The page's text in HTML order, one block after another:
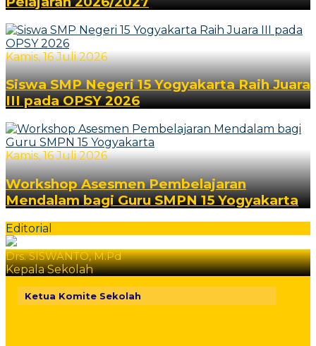
Kamis, 16 Juli 2026
Siswa SMP Negeri 15 Yogyakarta Raih Juara
III pada OPSY 2026
Kamis, 16 Juli 2026
Workshop Asesmen Pembelajaran
Mendalam bagi Guru SMPN 15 Yogyakarta
Editorial
Drs. SISWANTO, M.Pd
Kepala Sekolah
Ketua Komite Sekolah